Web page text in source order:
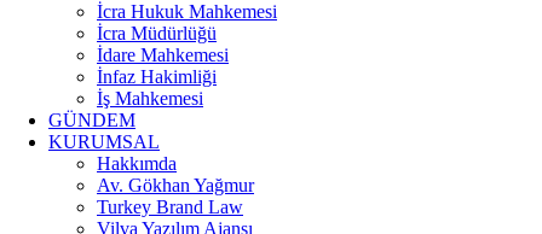
İcra Hukuk Mahkemesi
İcra Müdürlüğü
İdare Mahkemesi
İnfaz Hakimliği
İş Mahkemesi
GÜNDEM
KURUMSAL
Hakkımda
Av. Gökhan Yağmur
Turkey Brand Law
Vilva Yazılım Ajansı